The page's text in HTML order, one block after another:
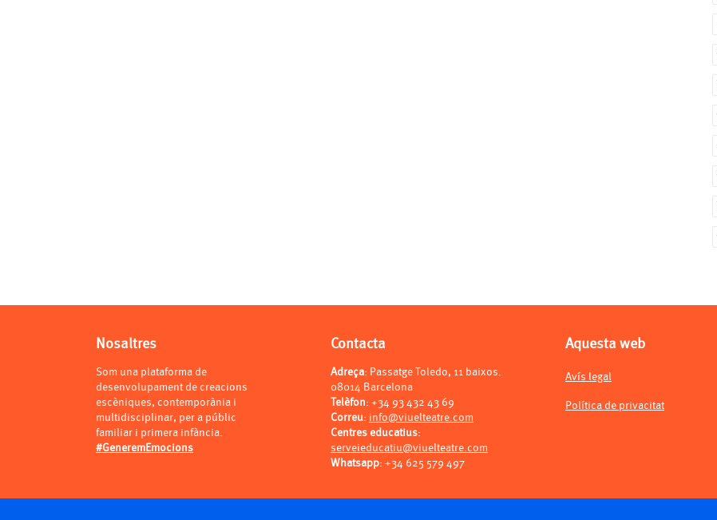
Nosaltres
Som una plataforma de
desenvolupament de creacions
escèniques, contemporània i
multidisciplinar, per a públic
familiar i primera infància.
#GeneremEmocions
Contacta
Adreça: Passatge Toledo, 11 baixos.
08014 Barcelona
Telèfon: +34 93 432 43 69
Correu: info@viuelteatre.com
Centres educatius:
serveieducatiu@viuelteatre.com
Whatsapp: +34 625 579 497
Aquesta web
Avís legal
Política de privacitat